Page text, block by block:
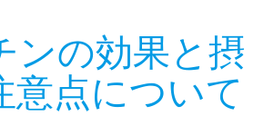
ンの効果と摂
意点について